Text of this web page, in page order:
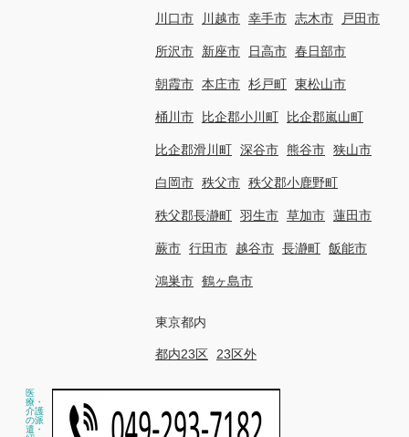
川口市 川越市 幸手市 志木市 戸田市
所沢市 新座市 日高市 春日部市
朝霞市 本庄市 杉戸町 東松山市
桶川市 比企郡小川町 比企郡嵐山町
比企郡滑川町 深谷市 熊谷市 狭山市
白岡市 秩父市 秩父郡小鹿野町
秩父郡長瀞町 羽生市 草加市 蓮田市
蕨市 行田市 越谷市 長瀞町 飯能市
鴻巣市 鶴ヶ島市
東京都内
都内23区 23区外
医
療・
介護
の派
遣・